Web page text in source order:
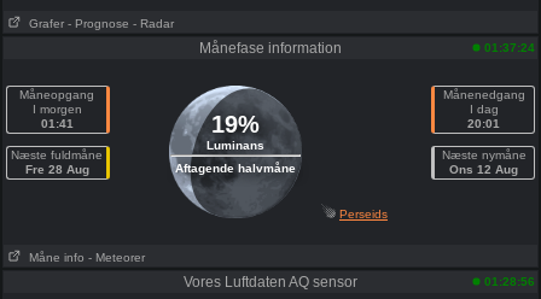
Grafer - Prognose - Radar
Månefase information 01:37:24
Måneopgang
I morgen
01:41
Næste fuldmåne
Fre 28 Aug
19%
Luminans
Aftagende halvmåne
Månenedgang
I dag
20:01
Næste nymåne
Ons 12 Aug
Perseids
Måne info - Meteorer
Vores Luftdaten AQ sensor 01:28:56